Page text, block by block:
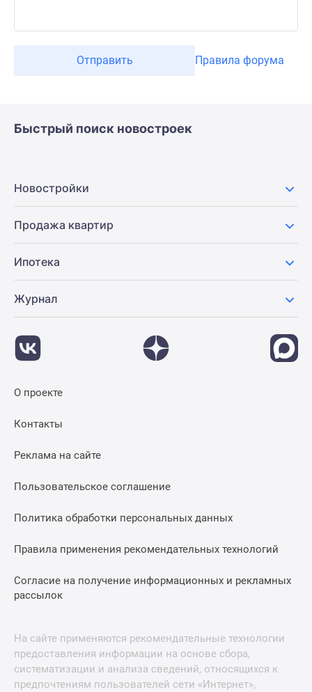
Отправить Правила форума
Быстрый поиск новостроек
Новостройки
Продажа квартир
Ипотека
Журнал
О проекте
Контакты
Реклама на сайте
Пользовательское соглашение
Политика обработки персональных данных
Правила применения рекомендательных технологий
Согласие на получение информационных и рекламных
рассылок
На сайте применяются рекомендательные технологии
предоставления информации на основе сбора,
систематизации и анализа сведений, относящихся к
предпочтениям пользователей сети «Интернет»,